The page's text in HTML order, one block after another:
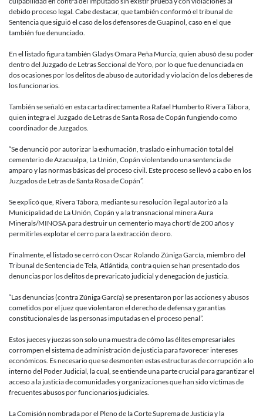
debido proceso legal. Cabe destacar, que también conformó el tribunal de
Sentencia que siguió el caso de los defensores de Guapinol, caso en el que
también fue denunciado.
En el listado figura también Gladys Omara Peña Murcia, quien abusó de su poder
dentro del Juzgado de Letras Seccional de Yoro, por lo que fue denunciada en
dos ocasiones por los delitos de abuso de autoridad y violación de los deberes de
los funcionarios.
También se señaló en esta carta directamente a Rafael Humberto Rivera Tábora,
quien integra el Juzgado de Letras de Santa Rosa de Copán fungiendo como
coordinador de Juzgados.
“Se denunció por autorizar la exhumación, traslado e inhumación total del
cementerio de Azacualpa, La Unión, Copán violentando una sentencia de
amparo y las normas básicas del proceso civil. Este proceso se llevó a cabo en los
Juzgados de Letras de Santa Rosa de Copán”.
Se explicó que, Rivera Tábora, mediante su resolución ilegal autorizó a la
Municipalidad de La Unión, Copán y a la transnacional minera Aura
Minerals/MINOSA para destruir un cementerio maya chortí de 200 años y
permitirles explotar el cerro para la extracción de oro.
Finalmente, el listado se cerró con Oscar Rolando Zúniga García, miembro del
Tribunal de Sentencia de Tela, Atlántida, contra quien se han presentado dos
denuncias por los delitos de prevaricato judicial y denegación de justicia.
“Las denuncias (contra Zúniga García) se presentaron por las acciones y abusos
cometidos por el juez que violentaron el derecho de defensa y garantías
constitucionales de las personas imputadas en el proceso penal”.
Estos jueces y juezas son solo una muestra de cómo las élites empresariales
corrompen el sistema de administración de justicia para favorecer intereses
económicos. Es necesario que se desmonten estas estructuras de corrupción a lo
interno del Poder Judicial, la cual, se entiende una parte crucial para garantizar el
acceso a la justicia de comunidades y organizaciones que han sido víctimas de
frecuentes abusos por funcionarios judiciales.
La Comisión nombrada por el Pleno de la Corte Suprema de Justicia y la